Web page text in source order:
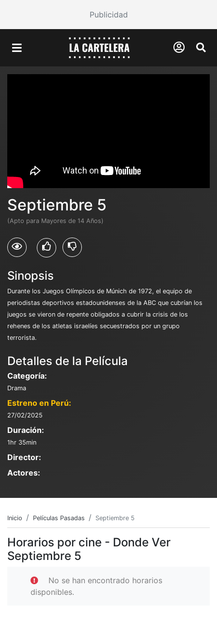
Publicidad
Septiembre 5
(Apto para Mayores de 14 Años)
Sinopsis
Durante los Juegos Olímpicos de Múnich de 1972, el equipo de
periodistas deportivos estadounidenses de la ABC que cubrían los
juegos se vieron de repente obligados a cubrir la crisis de los
rehenes de los atletas israelíes secuestrados por un grupo
terrorista.
Detalles de la Película
Categoría:
Drama
Estreno en Perú:
27/02/2025
Duración:
1hr 35min
Director:
Actores:
Inicio Películas Pasadas Septiembre 5
Horarios por cine - Donde Ver
Septiembre 5
No se han encontrado horarios
disponibles.